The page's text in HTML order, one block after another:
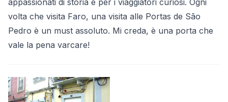
volta che visita Faro, una visita alle Portas de São
Pedro è un must assoluto. Mi creda, è una porta che
vale la pena varcare!